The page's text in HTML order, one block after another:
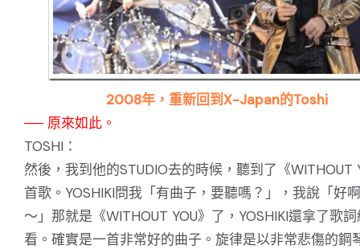
2008年，重新回到X-Japan的Toshi
── 原來如此。
TOSHI：
然後，我到他的STUDIO去的時候，聽到了《WITHOUT
首歌。YOSHIKI問我「有曲子，要聽嗎？」，我說「好
～」那就是《WITHOUT YOU》了，YOSHIKI還拿了歌
看。確實是一首非常好的曲子。旋律是以非常悲傷的鋼